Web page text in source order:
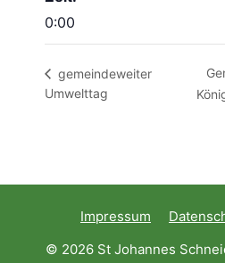
0:00
gemeindeweiter
Umwelttag
Impressum
© 2026 St Johannes